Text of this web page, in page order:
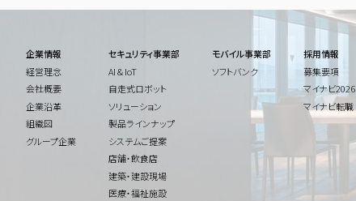
企業情報
経営理念
会社概要
企業沿革
組織図
グループ企業
セキュリティ事業部
AI & IoT
自走式ロボット
ソリューション
製品ラインナップ
システムご提案
店舗・飲食店
建築・建設現場
医療・福祉施設
モバイル事業部
ソフトバンク
採用情報
募集要項
マイナビ2026
マイナビ転職